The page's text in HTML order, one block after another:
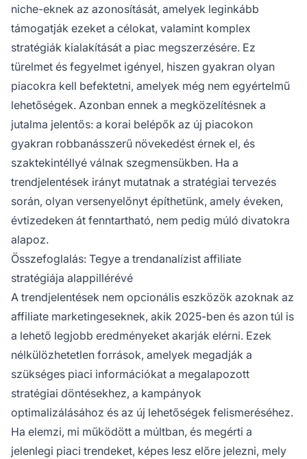
niche-eknek az azonosítását, amelyek leginkább
támogatják ezeket a célokat, valamint komplex
stratégiák kialakítását a piac megszerzésére. Ez
türelmet és fegyelmet igényel, hiszen gyakran olyan
piacokra kell befektetni, amelyek még nem egyértelmű
lehetőségek. Azonban ennek a megközelítésnek a
jutalma jelentős: a korai belépők az új piacokon
gyakran robbanásszerű növekedést érnek el, és
szaktekintéllyé válnak szegmensükben. Ha a
trendjelentések irányt mutatnak a stratégiai tervezés
során, olyan versenyelőnyt építhetünk, amely éveken,
évtizedeken át fenntartható, nem pedig múló divatokra
alapoz.
Összefoglalás: Tegye a trendanalízist affiliate
stratégiája alappillérévé
A trendjelentések nem opcionális eszközök azoknak az
affiliate marketingeseknek, akik 2025-ben és azon túl is
a lehető legjobb eredményeket akarják elérni. Ezek
nélkülözhetetlen források, amelyek megadják a
szükséges piaci információkat a megalapozott
stratégiai döntésekhez, a kampányok
optimalizálásához és az új lehetőségek felismeréséhez.
Ha elemzi, mi működött a múltban, és megérti a
jelenlegi piaci trendeket, képes lesz előre jelezni, mely